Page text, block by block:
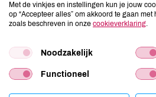
knoflookpoeder*, zonnebloemolie*,
aardappelzetmeel, zout, zuursel,
zout, zuursel, microbieel stremsel).
Met de vinkjes en instellingen kun je jouw
op “Accepteer alles” om akkoord te gaan
zoals beschreven in onze cookieverklaring.
Noodzakelijk
Functioneel